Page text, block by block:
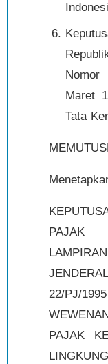
Nomor
Maret
Tata
PAJAK
22/PJ/1995
PAJAK